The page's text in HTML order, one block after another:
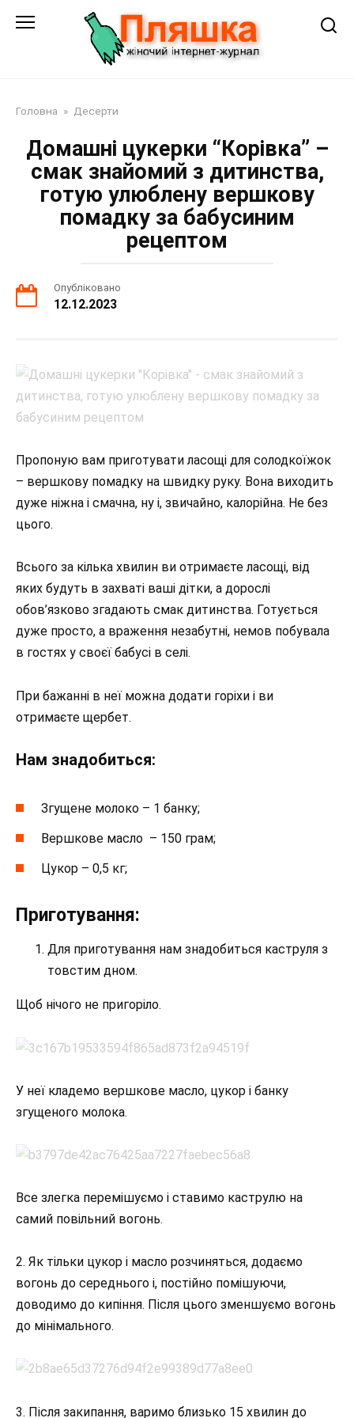
Головна » Десерти
Домашні цукерки “Корівка” –
смак знайомий з дитинства,
готую улюблену вершкову
помадку за бабусиним
рецептом
Опубліковано
12.12.2023
Пропоную вам приготувати ласощі для солодкоїжок
– вершкову помадку на швидку руку. Вона виходить
дуже ніжна і смачна, ну і, звичайно, калорійна. Не без
цього.
Всього за кілька хвилин ви отримаєте ласощі, від
яких будуть в захваті ваші дітки, а дорослі
обов’язково згадають смак дитинства. Готується
дуже просто, а враження незабутні, немов побувала
в гостях у своєї бабусі в селі.
При бажанні в неї можна додати горіхи і ви
отримаєте щербет.
Нам знадобиться:
Згущене молоко – 1 банку;
Вершкове масло – 150 грам;
Цукор – 0,5 кг;
Приготування:
Для приготування нам знадобиться каструля з
товстим дном.
Щоб нічого не пригоріло.
У неї кладемо вершкове масло, цукор і банку
згущеного молока.
Все злегка перемішуємо і ставимо каструлю на
самий повільний вогонь.
2․ Як тільки цукор і масло розчиняться, додаємо
вогонь до середнього і, постійно помішуючи,
доводимо до кипіння. Після цього зменшуємо вогонь
до мінімального.
3․ Після закипання, варимо близько 15 хвилин до